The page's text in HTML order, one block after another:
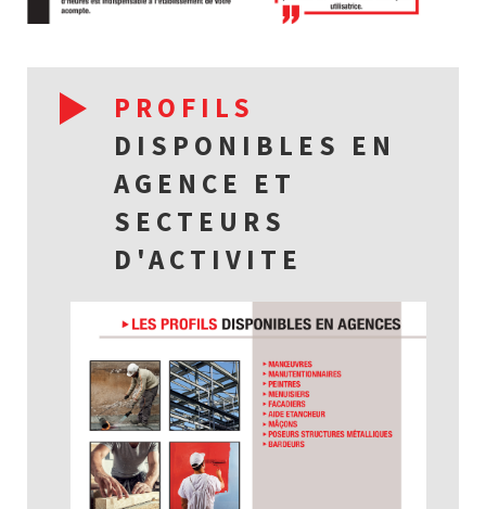
PROFILS
DISPONIBLES EN
AGENCE ET
SECTEURS
D'ACTIVITE